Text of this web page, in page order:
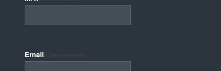
Email(обязательно)